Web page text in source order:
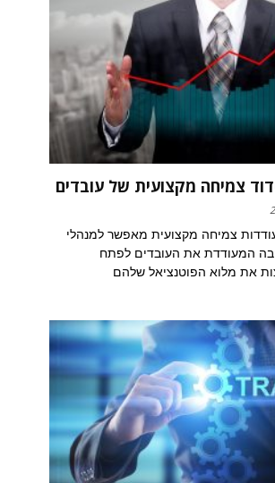
צמיחה מקצועית מאפשר למנהלי
המעודדת את העובדים לפתח
את מלוא הפוטנציאל שלהם